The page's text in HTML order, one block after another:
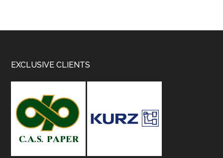
Footer
EXCLUSIVE CLIENTS